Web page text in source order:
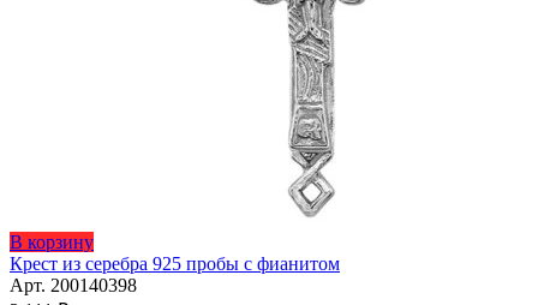
В корзинуЭтот
товар
имеет
Крест из серебра 925 пробы с фианитом
Арт. 200140398